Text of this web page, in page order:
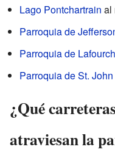
Lago Pontchartrain al
Parroquia de
Parroquia de
Parroquia de St.
¿Qué
atraviesan la